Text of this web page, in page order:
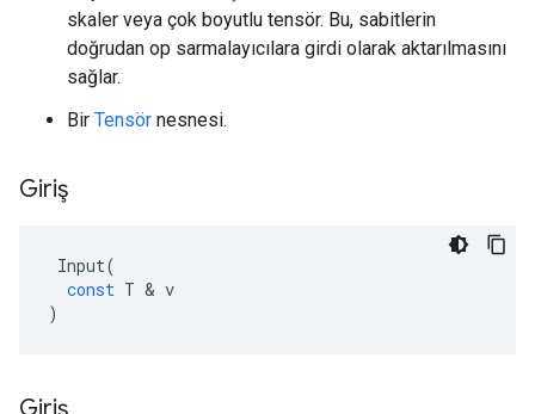
skaler veya çok boyutlu tensör. Bu, sabitlerin
doğrudan op sarmalayıcılara girdi olarak aktarılmasını
sağlar.
Bir Tensör nesnesi.
Giriş
Input(
const T & v
)